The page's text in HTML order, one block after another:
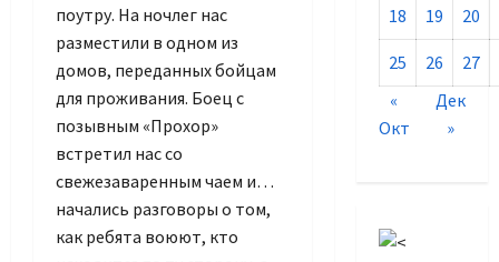
поутру. На ночлег нас
разместили в одном из
домов, переданных бойцам
для проживания. Боец с
позывным «Прохор»
встретил нас со
свежезаваренным чаем и…
начались разговоры о том,
как ребята воюют, кто
18 19 20
25 26 27
«
Окт
Дек
»